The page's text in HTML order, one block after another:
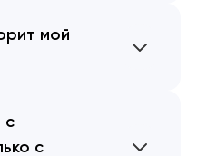
мой
с
с